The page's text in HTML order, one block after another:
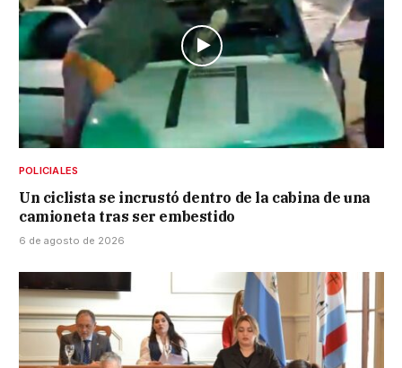
POLICIALES
Un ciclista se incrustó dentro de la cabina de una
camioneta tras ser embestido
6 de agosto de 2026